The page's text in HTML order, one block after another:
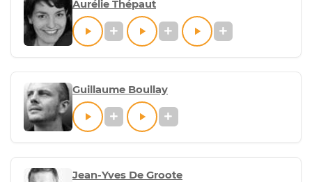
Aurélie Thépaut
Guillaume Boullay
Jean-Yves De Groote